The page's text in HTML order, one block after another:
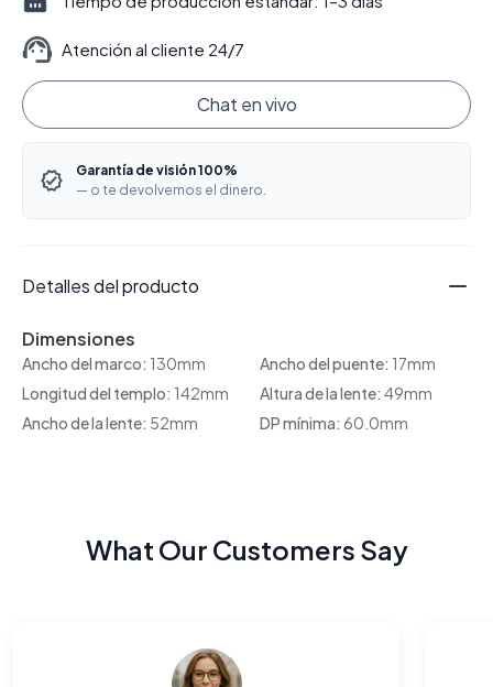
Atención al cliente 24/7
Chat en vivo
Garantía de visión 100%
— o te devolvemos el dinero.
Detalles del producto
Dimensiones
Ancho del marco: 130mm Ancho del puente: 17mm
Longitud del templo: 142mm Altura de la lente: 49mm
Ancho de la lente: 52mm DP mínima: 60.0mm
What Our Customers Say